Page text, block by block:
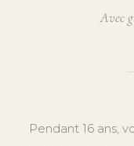
Avec
Pendant 16 ans,